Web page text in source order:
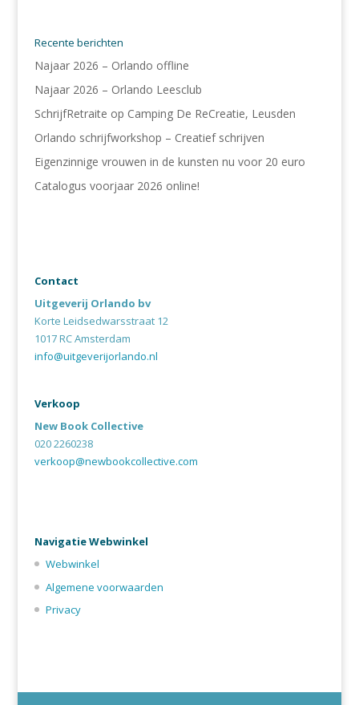
Recente berichten
Najaar 2026 – Orlando offline
Najaar 2026 – Orlando Leesclub
SchrijfRetraite op Camping De ReCreatie, Leusden
Orlando schrijfworkshop – Creatief schrijven
Eigenzinnige vrouwen in de kunsten nu voor 20 euro
Catalogus voorjaar 2026 online!
Contact
Uitgeverij Orlando bv
Korte Leidsedwarsstraat 12
1017 RC Amsterdam
info@uitgeverijorlando.nl
Verkoop
New Book Collective
020 2260238
verkoop@newbookcollective.com
Navigatie Webwinkel
Webwinkel
Algemene voorwaarden
Privacy